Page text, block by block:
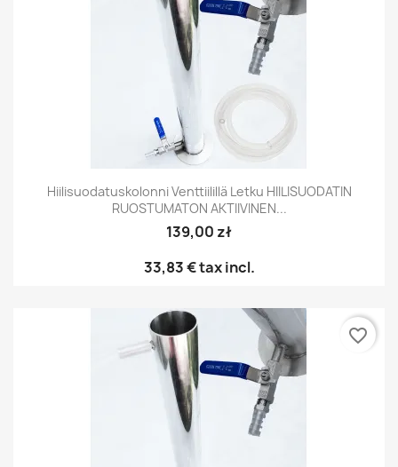
Hiilisuodatuskolonni Venttiilillä Letku HIILISUODATIN
RUOSTUMATON AKTIIVINEN...
139,00 zł
33,83 €tax incl.
favorite_border